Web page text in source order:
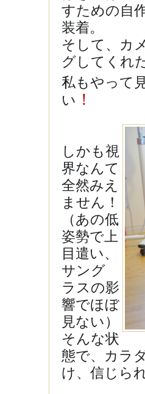
すための自
装着。
そして、カ
グしてくれ
私もやって
い ！
しかも視
界なんて
全然みえ
ません！
（あの低
姿勢で上
目遣い、
サング
ラスの影
響でほぼ
見ない）
そんな状
態で、カラ
け、信じら